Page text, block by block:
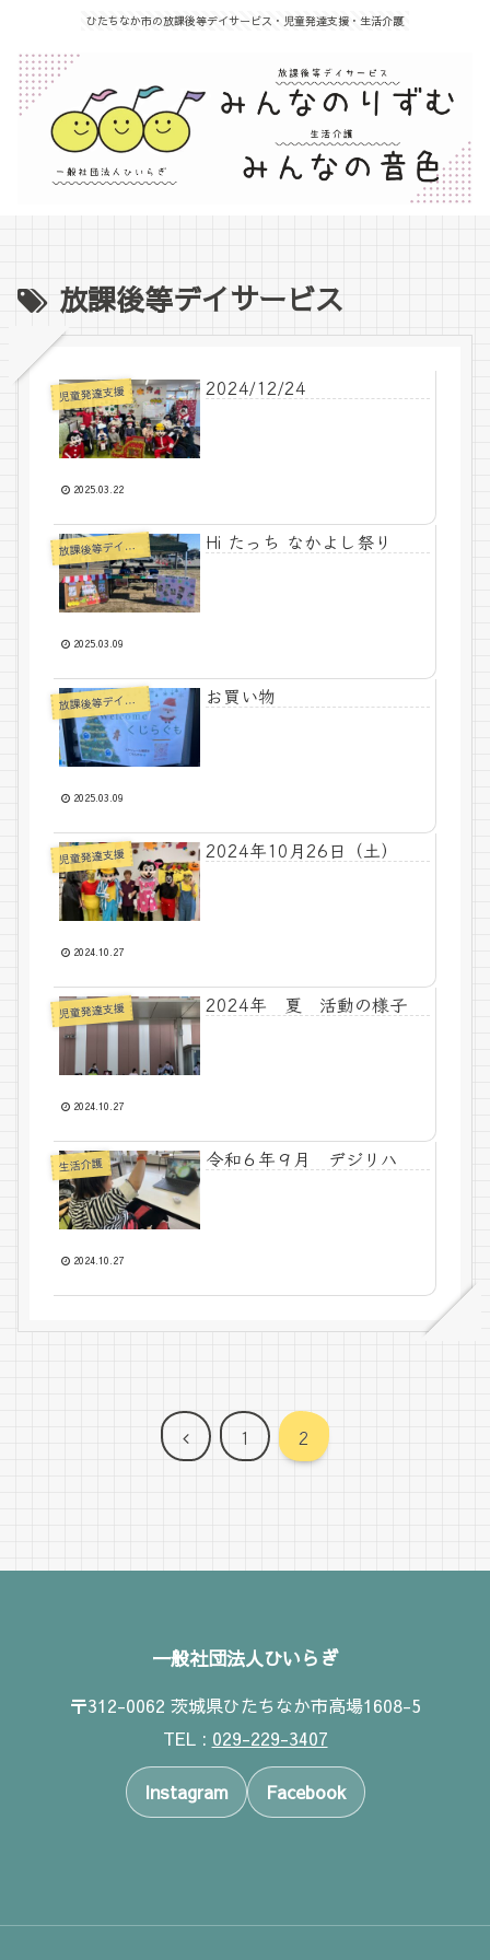
ひたちなか市の放課後等デイサービス・児童発達支援・生活介護
放課後等デイサービス
児童発達支援 2024/12/24
2025.03.22
放 課後等デイサービス Hi たっち なかよし祭り
2025.03.09
放 課後等デイサービス お買い物
2025.03.09
児童発達支援 2024年10月26日（土）
2024.10.27
児童発達支援 2024年 夏 活動の様子
2024.10.27
生活介護 令和６年９月 デジリハ
2024.10.27
前
1 2
一般社団法人ひいらぎ
〒312-0062 茨城県ひたちなか市高場1608-5
TEL : 029-229-3407
Instagram Facebook